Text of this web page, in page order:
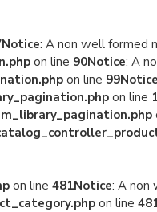
Notice: A non well formed
on line 90Notice: A
on line 99Notice
on line
on line 481Notice: A non
on line